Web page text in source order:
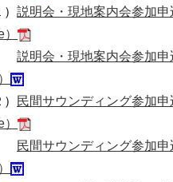
）説明会・現地案内会参加申
）
説明会・現地案内会参加申
民間サウンディング参加申
）
民間サウンディング参加申